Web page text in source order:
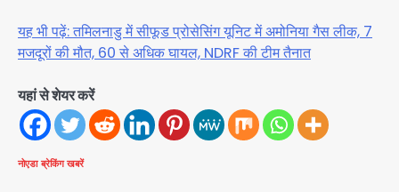
यह भी पढ़ें: तमिलनाडु में सीफूड प्रोसेसिंग यूनिट में अमोनिया गैस लीक, 7
मजदूरों की मौत, 60 से अधिक घायल, NDRF की टीम तैनात
यहां से शेयर करें
नोएडा ब्रेकिंग खबरें